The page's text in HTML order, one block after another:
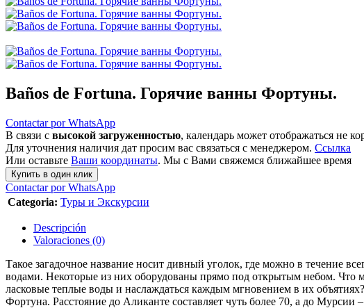
Baños de Fortuna. Горячие ванны Фортуны.
Contactar por WhatsApp
В связи с высокой загруженностью, календарь может отображаться не
Для уточнения наличия дат просим вас связаться с менеджером. Ссылка
Или оставьте Ваши координаты. Мы с Вами свяжемся ближайшее время
Купить в один клик
Contactar por WhatsApp
Categoria: Туры и Экскурсии
Descripción
Valoraciones (0)
Такое загадочное название носит дивный уголок, где можно в течение
водами. Некоторые из них оборудованы прямо под открытым небом. Что
ласковые теплые воды и наслаждаться каждым мгновением в их
Фортуна. Расстояние до Аликанте составляет чуть более 70, а до Мурсии